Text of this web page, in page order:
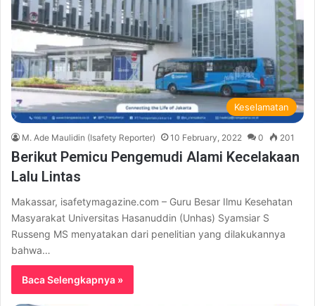
Keselamatan
M. Ade Maulidin (Isafety Reporter) 10 February, 2022 0 201
Berikut Pemicu Pengemudi Alami Kecelakaan
Lalu Lintas
Makassar, isafetymagazine.com – Guru Besar Ilmu Kesehatan
Masyarakat Universitas Hasanuddin (Unhas) Syamsiar S
Russeng MS menyatakan dari penelitian yang dilakukannya
bahwa…
Baca Selengkapnya »